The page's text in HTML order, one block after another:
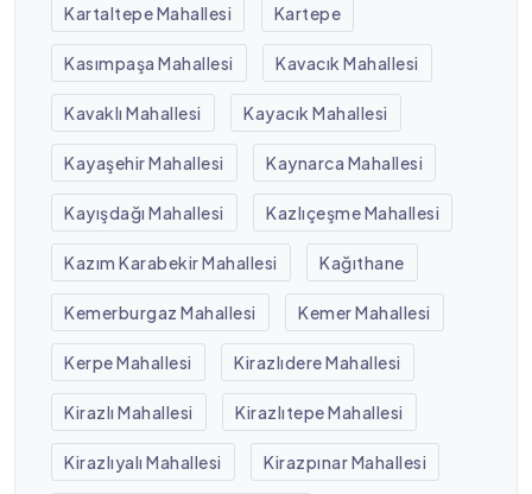
Kartaltepe Mahallesi Kartepe
Kasımpaşa Mahallesi Kavacık Mahallesi
Kavaklı Mahallesi Kayacık Mahallesi
Kayaşehir Mahallesi Kaynarca Mahallesi
Kayışdağı Mahallesi Kazlıçeşme Mahallesi
Kazım Karabekir Mahallesi Kağıthane
Kemerburgaz Mahallesi Kemer Mahallesi
Kerpe Mahallesi Kirazlıdere Mahallesi
Kirazlı Mahallesi Kirazlıtepe Mahallesi
Kirazlıyalı Mahallesi Kirazpınar Mahallesi